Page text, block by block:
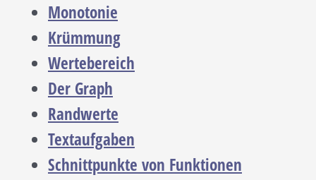
Monotonie
Krümmung
Wertebereich
Der Graph
Randwerte
Textaufgaben
Schnittpunkte von Funktionen